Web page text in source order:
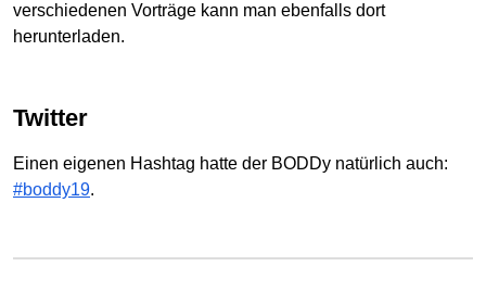
verschiedenen Vorträge kann man ebenfalls dort
herunterladen.
Twitter
Einen eigenen Hashtag hatte der BODDy natürlich auch:
#boddy19.